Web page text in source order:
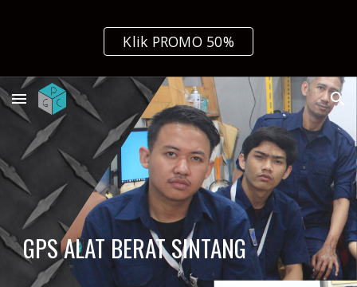
Skip to main content Skip to navigation
Klik PROMO 50%
GPS ALAT BERAT SINTANG